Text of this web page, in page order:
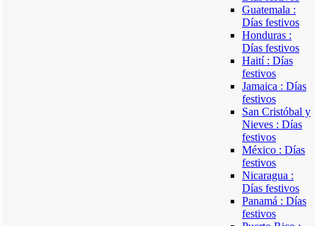
Guatemala :
Días festivos
Honduras :
Días festivos
Haití : Días
festivos
Jamaica : Días
festivos
San Cristóbal y
Nieves : Días
festivos
México : Días
festivos
Nicaragua :
Días festivos
Panamá : Días
festivos